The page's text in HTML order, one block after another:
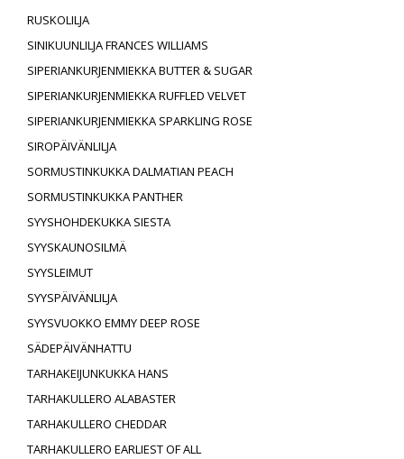
RUSKOLILJA
SINIKUUNLILJA FRANCES WILLIAMS
SIPERIANKURJENMIEKKA BUTTER & SUGAR
SIPERIANKURJENMIEKKA RUFFLED VELVET
SIPERIANKURJENMIEKKA SPARKLING ROSE
SIROPÄIVÄNLILJA
SORMUSTINKUKKA DALMATIAN PEACH
SORMUSTINKUKKA PANTHER
SYYSHOHDEKUKKA SIESTA
SYYSKAUNOSILMÄ
SYYSLEIMUT
SYYSPÄIVÄNLILJA
SYYSVUOKKO EMMY DEEP ROSE
SÄDEPÄIVÄNHATTU
TARHAKEIJUNKUKKA HANS
TARHAKULLERO ALABASTER
TARHAKULLERO CHEDDAR
TARHAKULLERO EARLIEST OF ALL